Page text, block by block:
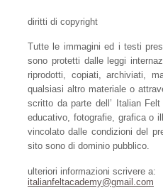
diritti di copyright
Tutte le immagini ed i testi
sono protetti dalle leggi
riprodotti, copiati, archiviati,
qualsiasi altro materiale o
scritto da parte dell’ Italian
educativo, fotografie, grafica o
vincolato dalle condizioni del
sito sono di dominio pubblico.
ulteriori informazioni scrivere a:
italianfeltacademy@gmail.com